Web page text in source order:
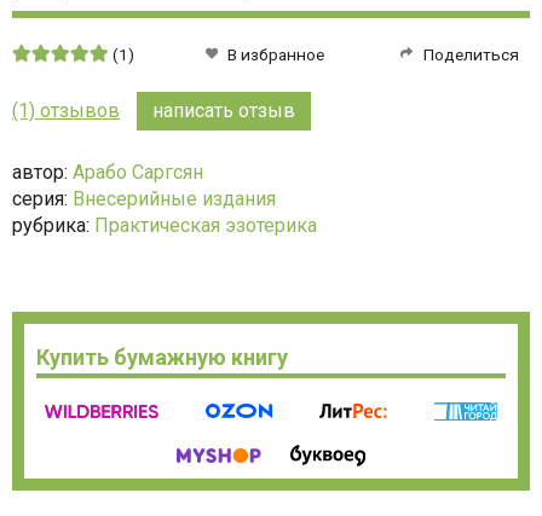
Средняя
из
(1) В избранное Поделиться
(1) отзывов написать отзыв
автор: Арабо Саргсян
серия: Внесерийные издания
рубрика: Практическая эзотерика
Купить бумажную книгу